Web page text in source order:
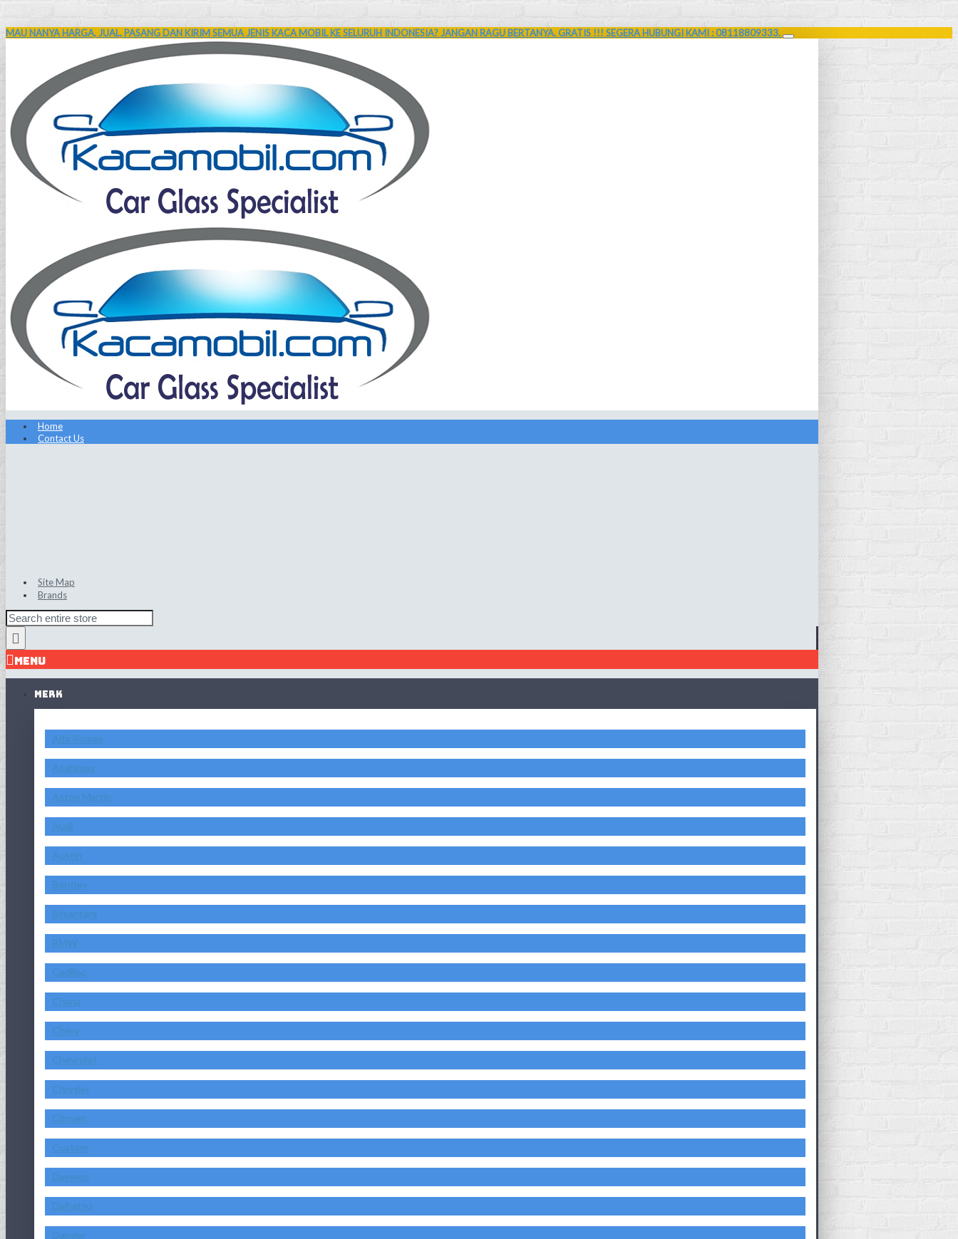
MAU NANYA HARGA, JUAL, PASANG DAN KIRIM SEMUA JENIS KACA MOBIL KE SELURUH INDONESIA? JANGAN RAGU BERTANYA. GRATIS !!! SEGERA HUBUNGI KAMI : 08118809333.
Home
Contact Us
Site Map
Brands
MENU
MERK
Alfa Romeo
Asahimas
Aston Martin
Audi
Austin
Bentley
Bimantara
BMW
Cadillac
Chana
Chery
Chevrolet
Chrysler
Citroen
Custom
Daewoo
Daihatsu
Daimler